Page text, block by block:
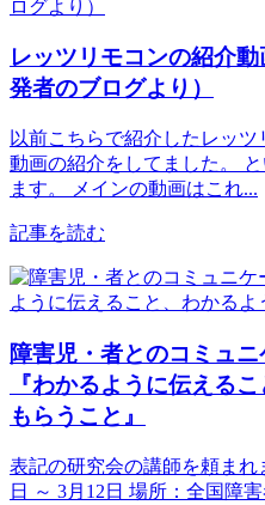
レッツリモコンの紹介
発者のブログより）
以前こちらで紹介したレッ
動画の紹介をしてました。
ます。 メインの動画はこれ...
記事を読む
障害児・者とのコミュ
『わかるように伝える
もらうこと』
表記の研究会の講師を頼まれ
日 ～ 3月12日 場所：全国障